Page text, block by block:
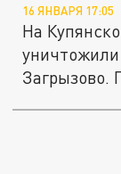
16 ЯНВАРЯ 17:05
На
Загрызово.